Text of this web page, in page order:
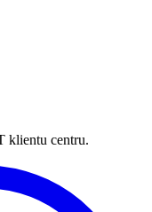
klientu centru.